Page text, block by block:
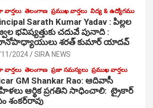
తెలంగాణ ప్రముఖ వార్తలు విద్య & ఉద్యోగము
Sarath Kumar Yadav : పిల్లల
భవిష్యత్తుకు చదువే పునాది :
శరత్ కుమార్ యాదవ్
2024 SIRA NEWS
తెలంగాణ ప్రజా సమస్యలు ప్రముఖ వార్తలు
GM Shankar Rao: ఆదివాసీ
ఆర్థిక ప్రగతిని సాధించాలి: ట్రైకార్
శంకర్‌రావు